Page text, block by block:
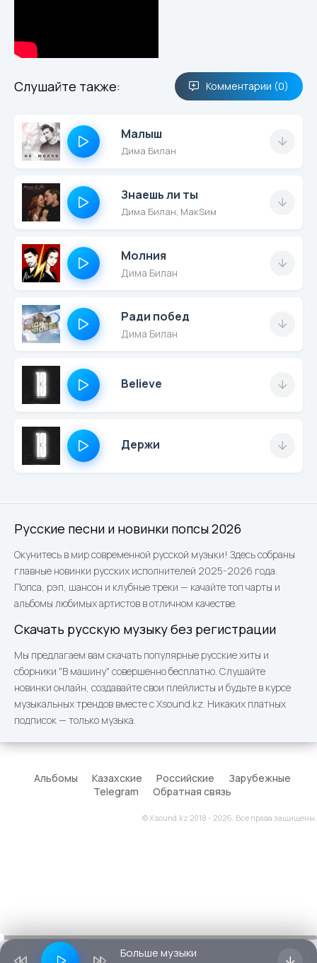
Русские песни и новинки попсы 2026
Окунитесь в мир современной русской музыки! Здесь собраны
главные новинки русских исполнителей 2025-2026 года.
Попса, рэп, шансон и клубные треки — качайте топ чарты и
альбомы любимых артистов в отличном качестве.
Скачать русскую музыку без регистрации
Мы предлагаем вам скачать популярные русские хиты и
сборники "В машину" совершенно бесплатно. Слушайте
новинки онлайн, создавайте свои плейлисты и будьте в курсе
музыкальных трендов вместе с Xsound.kz. Никаких платных
подписок — только музыка.
Слушайте также: Комментарии (0)
Малыш
Дима Билан
Знаешь ли ты
Дима Билан, МакSим
Молния
Дима Билан
Ради побед
Дима Билан
Believe
Держи
Альбомы Казахские Российские
Зарубежные
Telegram
Обратная связь
© Xsound.kz 2018 - 2026. Все права защищены.
Больше музыки